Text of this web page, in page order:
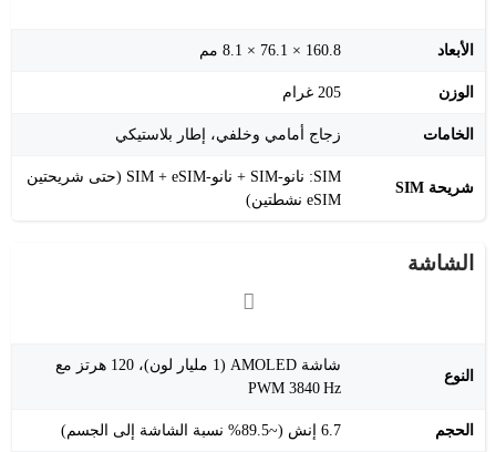
الأبعاد 160.8 × 76.1 × 8.1 مم
الوزن 205 غرام
الخامات زجاج أمامي وخلفي، إطار بلاستيكي
شريحة SIM
SIM: نانو‑SIM + نانو‑SIM + eSIM (حتى شريحتين
eSIM نشطتين)
الشاشة
النوع
شاشة AMOLED (1 مليار لون)، 120 هرتز مع
PWM 3840 Hz
الحجم 6.7 إنش (~89.5% نسبة الشاشة إلى الجسم)